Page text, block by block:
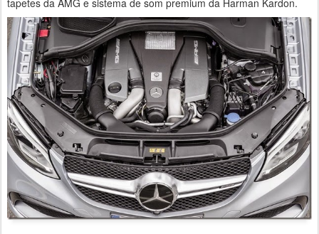
tapetes da AMG e sistema de som premium da Harman Kardon.